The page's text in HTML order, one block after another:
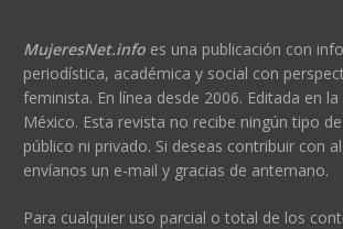
MujeresNet.infoes una publicación con
periodística, académica y social con
feminista. En línea desde 2006. Editada en la
México. Esta revista no recibe ningún tipo
público ni privado. Si deseas contribuir con
envíanos un e-mail y gracias de antemano.
Para cualquier uso parcial o total de los